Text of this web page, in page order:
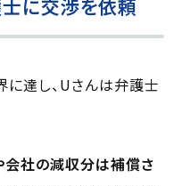
に交渉を依頼
達し、Uさんは弁護士
会社の減収分は補償さ